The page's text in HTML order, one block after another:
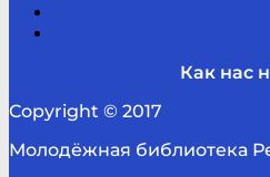
Как нас
Copyright © 2017
Молодёжная библиотека